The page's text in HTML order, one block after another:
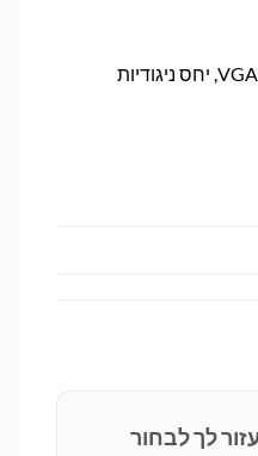
מסך KTC בגודל 22 אינץ' עם רזולוציית Full HD, חיבורי HDMI ו-VGA, יחס ניגודיות
לך לבחור